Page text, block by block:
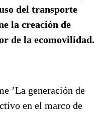
del transporte
la creación de
de la ecomovilidad.
’La generación de
en el marco de